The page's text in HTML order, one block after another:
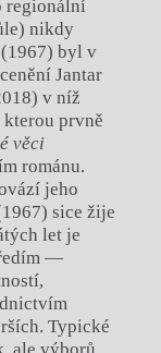
regionální
nikdy
byl v
Jantar
v níž
prvně
věci
románu.
jeho
sice žije
let je
—
Typické
ale výborů,